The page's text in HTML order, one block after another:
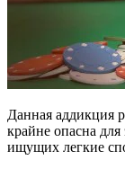
Данная аддикция
крайне опасна
ищущих легкие